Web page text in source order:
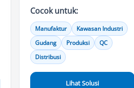
Cocok untuk:
Manufaktur
Kawasan Industri
Gudang
Produksi
QC
Distribusi
Lihat Solusi